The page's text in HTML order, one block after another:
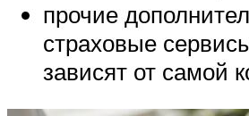
прочие
страховые
зависят от самой